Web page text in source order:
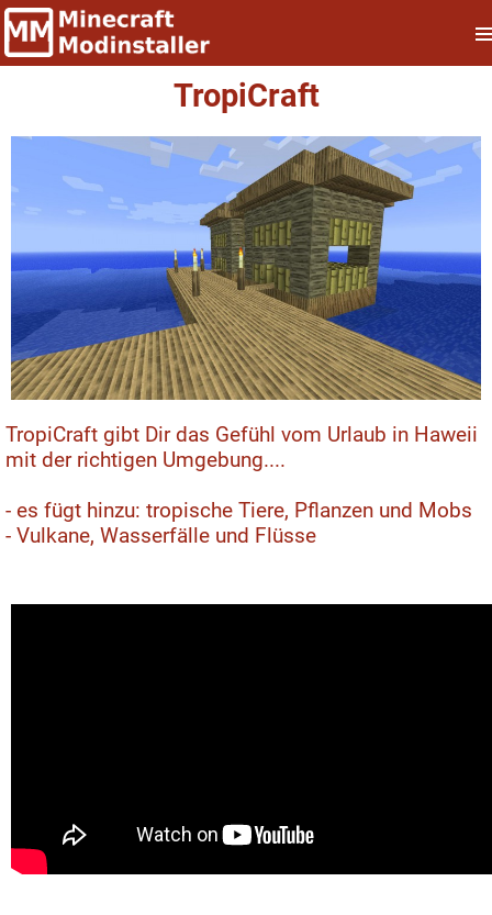
TropiCraft
TropiCraft gibt Dir das Gefühl vom Urlaub in Haweii
mit der richtigen Umgebung....
- es fügt hinzu: tropische Tiere, Pflanzen und Mobs
- Vulkane, Wasserfälle und Flüsse